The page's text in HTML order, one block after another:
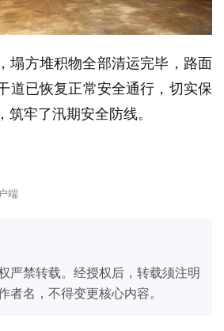
塌方堆积物全部清运完毕，路面
道已恢复正常安全通行，切实保
筑牢了汛期安全防线。
端
严禁转载。经授权后，转载须注明
者名，不得变更核心内容。